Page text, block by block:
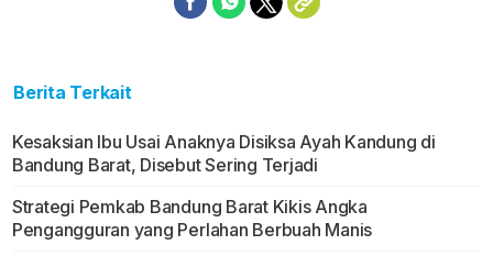
Berita Terkait
Kesaksian Ibu Usai Anaknya Disiksa Ayah Kandung di
Bandung Barat, Disebut Sering Terjadi
Strategi Pemkab Bandung Barat Kikis Angka
Pengangguran yang Perlahan Berbuah Manis